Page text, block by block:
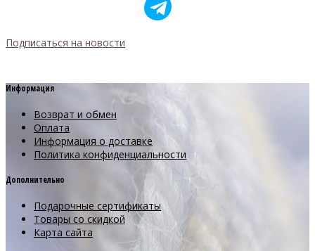
Подписаться на новости
Информация
Возврат и обмен
Оплата
Информация о доставке
Политика конфиденциальности
Дополнительно
Подарочные сертификаты
Товары со скидкой
Карта сайта